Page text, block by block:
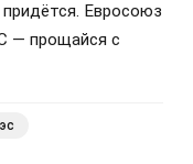
Евросоюз
— прощайся с